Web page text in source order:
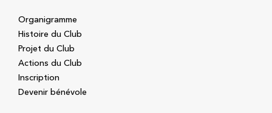
Organigramme
Histoire du Club
Projet du Club
Actions du Club
Inscription
Devenir bénévole